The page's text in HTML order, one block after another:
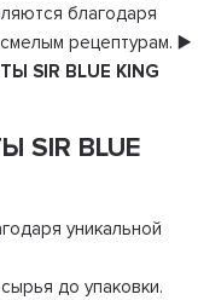
благодаря
рецептурам. ▶️
SIR BLUE KING
SIR BLUE
уникальной
до упаковки.